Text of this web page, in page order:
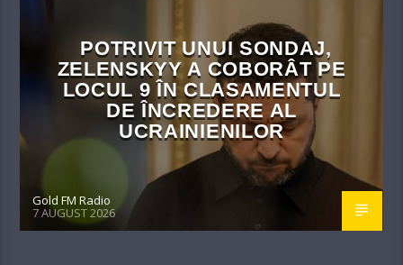
POTRIVIT UNUI SONDAJ,
ZELENSKYY A COBORÂT PE
LOCUL 9 ÎN CLASAMENTUL
DE ÎNCREDERE AL
UCRAINIENILOR
Gold FM Radio
7 AUGUST 2026